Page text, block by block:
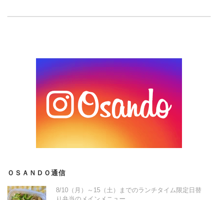
ＯＳＡＮＤＯ通信
8/10（月）～15（土）までのランチタイム限定日替